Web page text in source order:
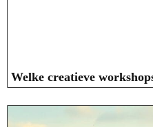
Welke creatieve